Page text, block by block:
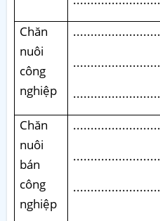
Chăn
nuôi
công
nghiệp
Chăn
nuôi
bán
công
nghiệp